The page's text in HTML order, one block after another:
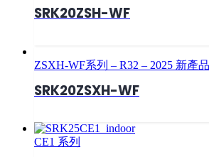
SRK20ZSH-WF
ZSXH-WF系列 – R32 – 2025 新產品
SRK20ZSXH-WF
CE1 系列